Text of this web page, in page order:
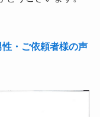
・ご依頼者様の声